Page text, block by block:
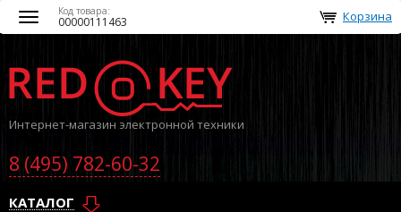
Toggle
navigation
Код товара:
00000111463 Корзина
Интернет-магазин электронной техники
8 (495) 782-60-32
КАТАЛОГ